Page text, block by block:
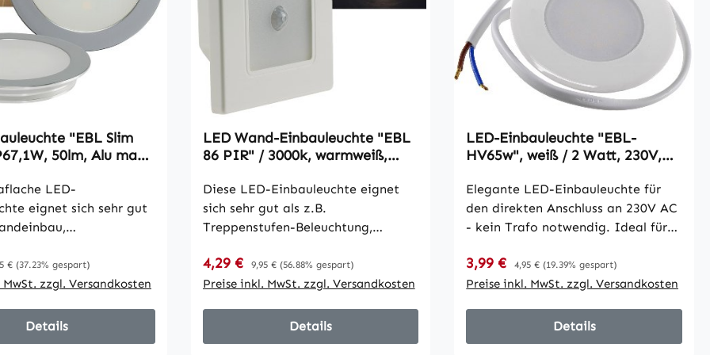
"EBL Slim
50lm, Alu matt,
LED-
eignet sich sehr gut
Vergossene und
Ausführung.
Kunststoff-Cover für
Wohnbereich mit
Preis:
€ (37.23% gespart)
zzgl. Versandkosten
Details
LED Wand-Einbauleuchte "EBL
86 PIR" / 3000k, warmweiß,
Diese LED-Einbauleuchte eignet
sich sehr gut als z.B.
Treppenstufen-Beleuchtung,
Kinderzimmer, Flur, Büro oder im
Treppenhaus. Die Montage kann in
Hohlwanddosen erfolgen. Die
energiesparenden LEDs mit nur
Verkaufspreis:
4,29 € Regulärer Preis:
9,95 € (56.88% gespart)
Preise inkl. MwSt. zzgl. Versandkosten
Details
LED-Einbauleuchte "EBL-
HV65w", weiß / 2 Watt, 230V,
Elegante LED-Einbauleuchte für
den direkten Anschluss an 230V AC
- kein Trafo notwendig. Ideal für
der 60mm Ø ideal für den Einbau
in handelsübliche Schalterdosen. •
Lichtfarbe neutralweiß •
Farbtemperatur 4200K •
Verkaufspreis:
3,99 € Regulärer Preis:
4,95 € (19.39% gespart)
Preise inkl. MwSt. zzgl. Versandkosten
Details